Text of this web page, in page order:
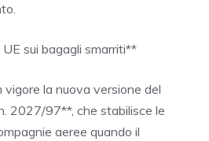
sui bagagli smarriti**
la nuova versione del
2027/97**, che stabilisce le
aeree quando il